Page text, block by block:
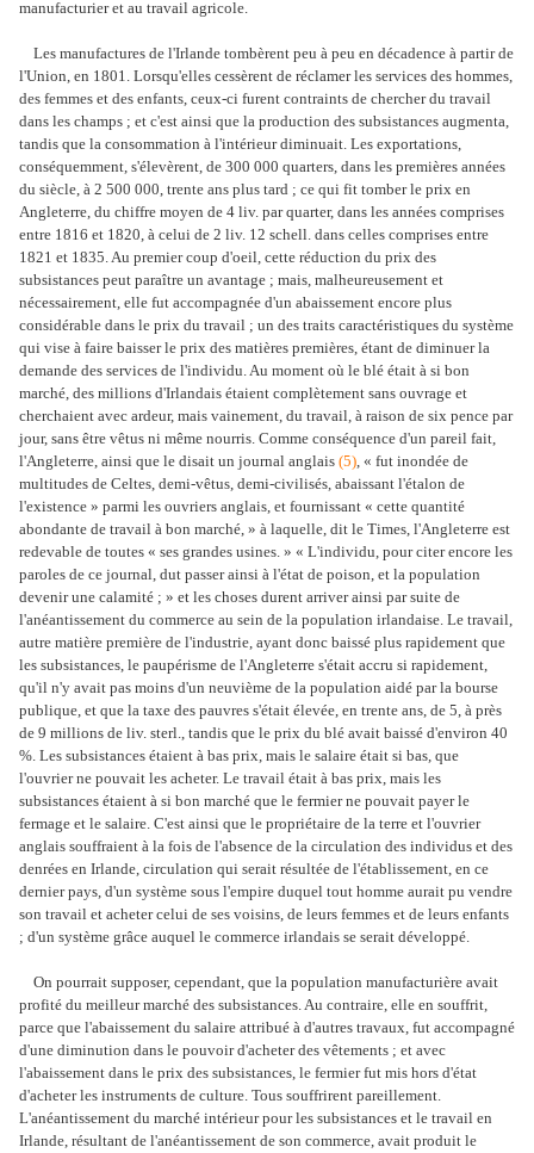
manufacturier et au travail agricole.
Les manufactures de l'Irlande tombèrent peu à peu en décadence à partir de
l'Union, en 1801. Lorsqu'elles cessèrent de réclamer les services des hommes,
des femmes et des enfants, ceux-ci furent contraints de chercher du travail
dans les champs ; et c'est ainsi que la production des subsistances augmenta,
tandis que la consommation à l'intérieur diminuait. Les exportations,
conséquemment, s'élevèrent, de 300 000 quarters, dans les premières années
du siècle, à 2 500 000, trente ans plus tard ; ce qui fit tomber le prix en
Angleterre, du chiffre moyen de 4 liv. par quarter, dans les années comprises
entre 1816 et 1820, à celui de 2 liv. 12 schell. dans celles comprises entre
1821 et 1835. Au premier coup d'oeil, cette réduction du prix des
subsistances peut paraître un avantage ; mais, malheureusement et
nécessairement, elle fut accompagnée d'un abaissement encore plus
considérable dans le prix du travail ; un des traits caractéristiques du système
qui vise à faire baisser le prix des matières premières, étant de diminuer la
demande des services de l'individu. Au moment où le blé était à si bon
marché, des millions d'Irlandais étaient complètement sans ouvrage et
cherchaient avec ardeur, mais vainement, du travail, à raison de six pence par
jour, sans être vêtus ni même nourris. Comme conséquence d'un pareil fait,
l'Angleterre, ainsi que le disait un journal anglais (5), « fut inondée de
multitudes de Celtes, demi-vêtus, demi-civilisés, abaissant l'étalon de
l'existence » parmi les ouvriers anglais, et fournissant « cette quantité
abondante de travail à bon marché, » à laquelle, dit le Times, l'Angleterre est
redevable de toutes « ses grandes usines. » « L'individu, pour citer encore les
paroles de ce journal, dut passer ainsi à l'état de poison, et la population
devenir une calamité ; » et les choses durent arriver ainsi par suite de
l'anéantissement du commerce au sein de la population irlandaise. Le travail,
autre matière première de l'industrie, ayant donc baissé plus rapidement que
les subsistances, le paupérisme de l'Angleterre s'était accru si rapidement,
qu'il n'y avait pas moins d'un neuvième de la population aidé par la bourse
publique, et que la taxe des pauvres s'était élevée, en trente ans, de 5, à près
de 9 millions de liv. sterl., tandis que le prix du blé avait baissé d'environ 40
%. Les subsistances étaient à bas prix, mais le salaire était si bas, que
l'ouvrier ne pouvait les acheter. Le travail était à bas prix, mais les
subsistances étaient à si bon marché que le fermier ne pouvait payer le
fermage et le salaire. C'est ainsi que le propriétaire de la terre et l'ouvrier
anglais souffraient à la fois de l'absence de la circulation des individus et des
denrées en Irlande, circulation qui serait résultée de l'établissement, en ce
dernier pays, d'un système sous l'empire duquel tout homme aurait pu vendre
son travail et acheter celui de ses voisins, de leurs femmes et de leurs enfants
; d'un système grâce auquel le commerce irlandais se serait développé.
On pourrait supposer, cependant, que la population manufacturière avait
profité du meilleur marché des subsistances. Au contraire, elle en souffrit,
parce que l'abaissement du salaire attribué à d'autres travaux, fut accompagné
d'une diminution dans le pouvoir d'acheter des vêtements ; et avec
l'abaissement dans le prix des subsistances, le fermier fut mis hors d'état
d'acheter les instruments de culture. Tous souffrirent pareillement.
L'anéantissement du marché intérieur pour les subsistances et le travail en
Irlande, résultant de l'anéantissement de son commerce, avait produit le